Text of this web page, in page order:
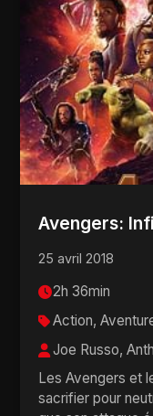
Avengers:
25 avril 2018
2h 36min
Action,
Joe Russo,
Les Avengers et
sacrifier pour